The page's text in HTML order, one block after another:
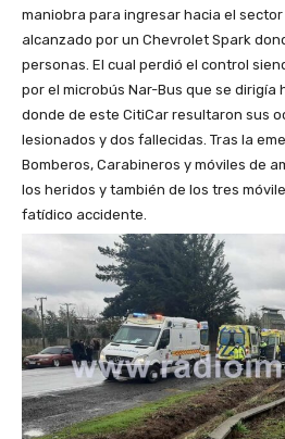
maniobra para ingresar hacia el
alcanzado por un Chevrolet Spark
personas. El cual perdió el control
por el microbús Nar-Bus que se dirigía
donde de este CitiCar resultaron sus
lesionados y dos fallecidas. Tras la
Bomberos, Carabineros y móviles de
los heridos y también de los tres
fatídico accidente.